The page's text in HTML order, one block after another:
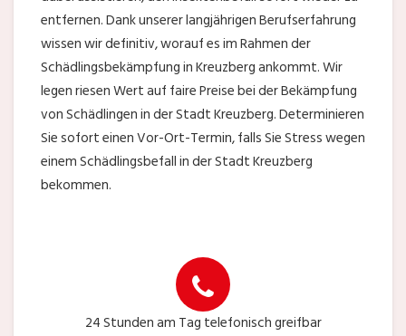
entfernen. Dank unserer langjährigen Berufserfahrung
wissen wir definitiv, worauf es im Rahmen der
Schädlingsbekämpfung in Kreuzberg ankommt. Wir
legen riesen Wert auf faire Preise bei der Bekämpfung
von Schädlingen in der Stadt Kreuzberg. Determinieren
Sie sofort einen Vor-Ort-Termin, falls Sie Stress wegen
einem Schädlingsbefall in der Stadt Kreuzberg
bekommen.
24 Stunden am Tag telefonisch greifbar